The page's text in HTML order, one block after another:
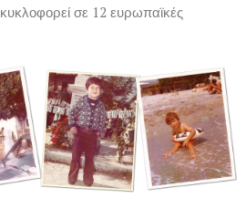
κυκλοφορεί σε 12 ευρωπαϊκές